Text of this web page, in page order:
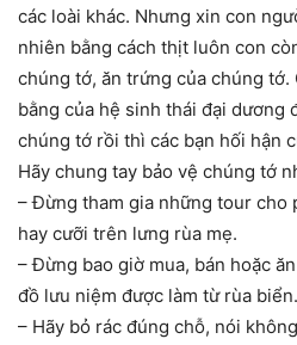
các loài khác. Nhưng xin con
nhiên bằng cách thịt luôn con
chúng tớ, ăn trứng của chúng
bằng của hệ sinh thái đại dương
chúng tớ rồi thì các bạn hối hận
Hãy chung tay bảo vệ chúng tớ
– Đừng tham gia những tour cho
hay cưỡi trên lưng rùa mẹ.
– Đừng bao giờ mua, bán hoặc
đồ lưu niệm được làm từ rùa biển.
– Hãy bỏ rác đúng chỗ, nói